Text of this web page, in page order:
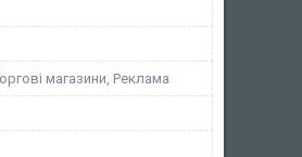
магазини, Реклама